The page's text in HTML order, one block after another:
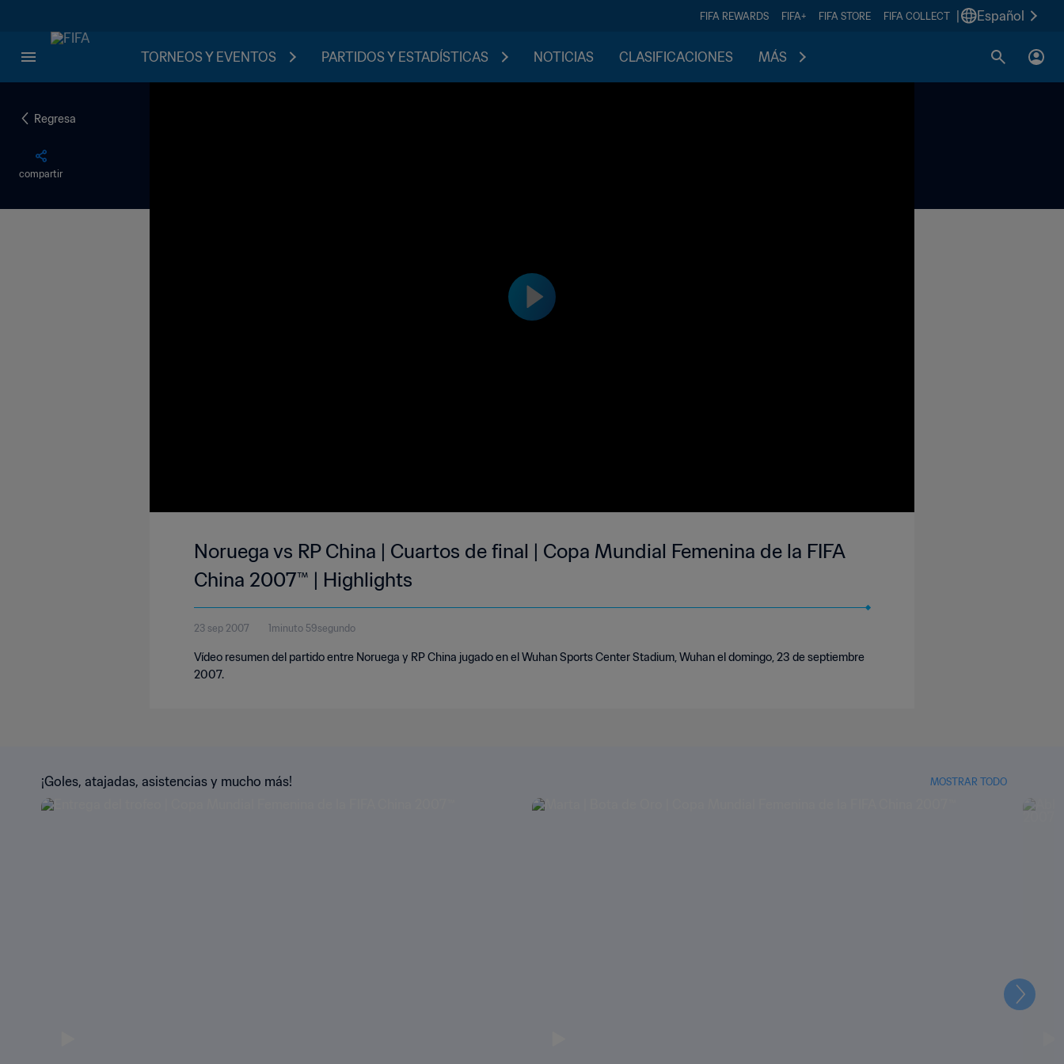
FIFA REWARDS FIFA+ FIFA STORE FIFA COLLECT Español
TORNEOS Y EVENTOS PARTIDOS Y ESTADÍSTICAS NOTICIAS CLASIFICACIONES MÁS
Regresa
compartir
Noruega vs RP China | Cuartos de final | Copa Mundial Femenina de la FIFA
China 2007™ | Highlights
23 sep 2007 1minuto 59segundo
Vídeo resumen del partido entre Noruega y RP China jugado en el Wuhan Sports Center Stadium, Wuhan el domingo, 23 de septiembre
2007.
¡Goles, atajadas, asistencias y mucho más! MOSTRAR TODO